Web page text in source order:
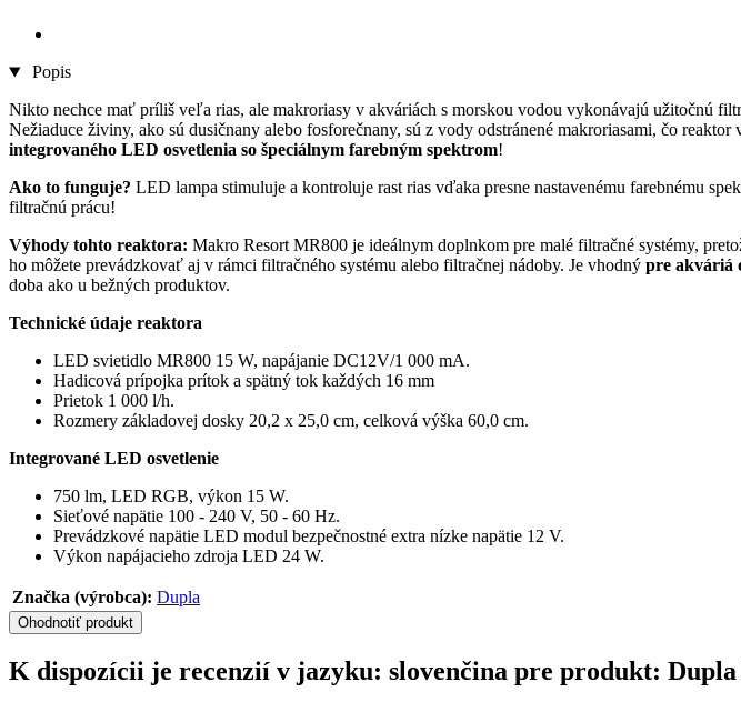
Popis
Nikto nechce mať príliš veľa rias, ale makroriasy v akváriách s morskou vodou vykonávajú užitočnú
Nežiaduce živiny, ako sú dusičnany alebo fosforečnany, sú z vody odstránené makroriasami, čo
integrovaného LED osvetlenia so špeciálnym farebným spektrom!
Ako to funguje? LED lampa stimuluje a kontroluje rast rias vďaka presne nastavenému farebnému
filtračnú prácu!
Výhody tohto reaktora: Makro Resort MR800 je ideálnym doplnkom pre malé filtračné systémy,
ho môžete prevádzkovať aj v rámci filtračného systému alebo filtračnej nádoby. Je vhodný pre akváriá
doba ako u bežných produktov.
Technické údaje reaktora
LED svietidlo MR800 15 W, napájanie DC12V/1 000 mA.
Hadicová prípojka prítok a spätný tok každých 16 mm
Prietok 1 000 l/h.
Rozmery základovej dosky 20,2 x 25,0 cm, celková výška 60,0 cm.
Integrované LED osvetlenie
750 lm, LED RGB, výkon 15 W.
Sieťové napätie 100 - 240 V, 50 - 60 Hz.
Prevádzkové napätie LED modul bezpečnostné extra nízke napätie 12 V.
Výkon napájacieho zdroja LED 24 W.
Značka (výrobca): Dupla
Ohodnotiť produkt
K dispozícii je recenzií v jazyku: slovenčina pre produkt: